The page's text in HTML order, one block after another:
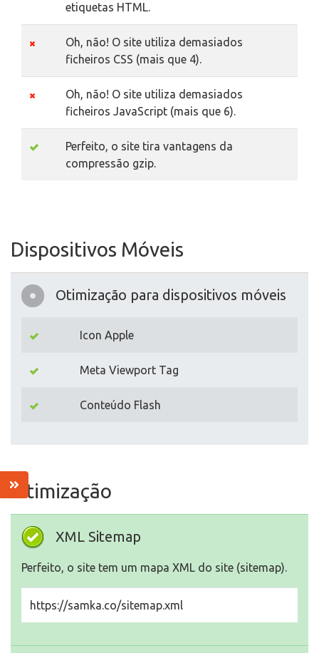
etiquetas HTML.
Oh, não! O site utiliza demasiados
ficheiros CSS (mais que 4).
Oh, não! O site utiliza demasiados
ficheiros JavaScript (mais que 6).
Perfeito, o site tira vantagens da
compressão gzip.
Dispositivos Móveis
Otimização para dispositivos móveis
Icon Apple
Meta Viewport Tag
Conteúdo Flash
Otimização
XML Sitemap
Perfeito, o site tem um mapa XML do site (sitemap).
https://samka.co/sitemap.xml